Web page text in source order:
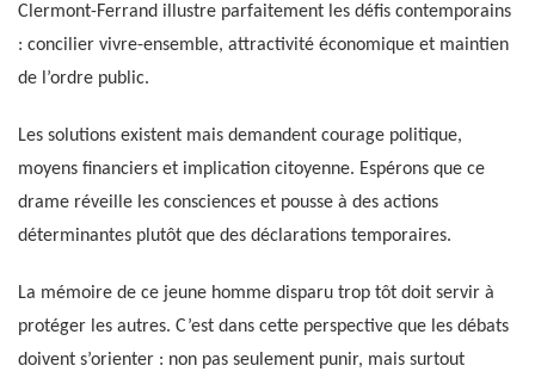
Clermont-Ferrand illustre parfaitement les défis contemporains
: concilier vivre-ensemble, attractivité économique et maintien
de l’ordre public.
Les solutions existent mais demandent courage politique,
moyens financiers et implication citoyenne. Espérons que ce
drame réveille les consciences et pousse à des actions
déterminantes plutôt que des déclarations temporaires.
La mémoire de ce jeune homme disparu trop tôt doit servir à
protéger les autres. C’est dans cette perspective que les débats
doivent s’orienter : non pas seulement punir, mais surtout